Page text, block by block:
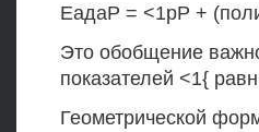
ЕадаР = <1рР +
Это обобщение
показателей <1{
Геометрической